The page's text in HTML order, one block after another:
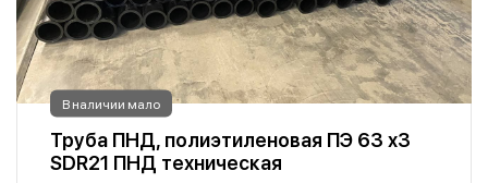
В наличии мало
Труба ПНД, полиэтиленовая ПЭ 63 х3
SDR21 ПНД техническая